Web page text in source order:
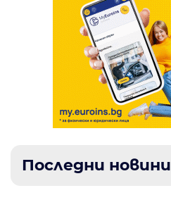
Последни новини